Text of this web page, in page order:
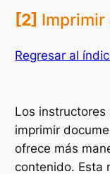
[2]
Regresar al
Los
imprimir
ofrece más
contenido. Esta